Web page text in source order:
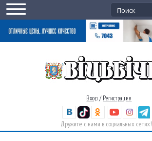
Вход / Регистрация
Дружите с нами в социальных сетях!